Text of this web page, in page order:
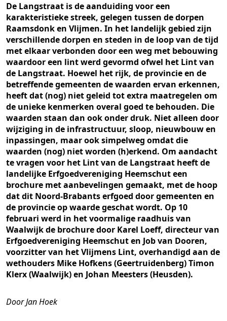
De Langstraat is de aanduiding voor een
karakteristieke streek, gelegen tussen de dorpen
Raamsdonk en Vlijmen. In het landelijk gebied zijn
verschillende dorpen en steden in de loop van de tijd
met elkaar verbonden door een weg met bebouwing
waardoor een lint werd gevormd ofwel het Lint van
de Langstraat. Hoewel het rijk, de provincie en de
betreffende gemeenten de waarden ervan erkennen,
heeft dat (nog) niet geleid tot extra maatregelen om
de unieke kenmerken overal goed te behouden. Die
waarden staan dan ook onder druk. Niet alleen door
wijziging in de infrastructuur, sloop, nieuwbouw en
inpassingen, maar ook simpelweg omdat die
waarden (nog) niet worden (h)erkend. Om aandacht
te vragen voor het Lint van de Langstraat heeft de
landelijke Erfgoedvereniging Heemschut een
brochure met aanbevelingen gemaakt, met de hoop
dat dit Noord-Brabants erfgoed door gemeenten en
de provincie op waarde geschat wordt. Op 10
februari werd in het voormalige raadhuis van
Waalwijk de brochure door Karel Loeff, directeur van
Erfgoedvereniging Heemschut en Job van Dooren,
voorzitter van het Vlijmens Lint, overhandigd aan de
wethouders Mike Hofkens (Geertruidenberg) Timon
Klerx (Waalwijk) en Johan Meesters (Heusden).
Door Jan Hoek